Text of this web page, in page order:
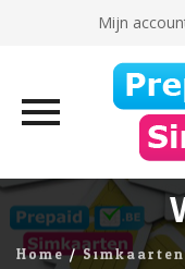
Mijn
Skip
to
content
Home/Simkaarten